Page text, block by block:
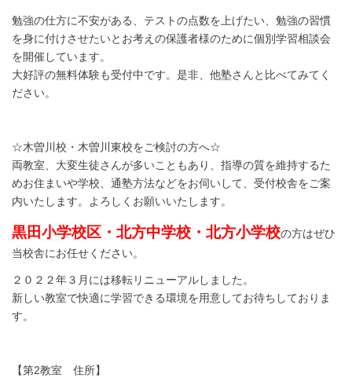
勉強の仕方に不安がある、テストの点数を上げたい、勉強の習慣
を身に付けさせたいとお考えの保護者様のために個別学習相談会
を開催しています。
大好評の無料体験も受付中です。是非、他塾さんと比べてみてく
ださい。
☆木曽川校・木曽川東校をご検討の方へ☆
両教室、大変生徒さんが多いこともあり、指導の質を維持するた
めお住まいや学校、通塾方法などをお伺いして、受付校舎をご案
内いたします。よろしくお願いいたします。
黒田小学校区・北方中学校・北方小学校の方はぜひ
当校舎にお任せください。
２０２２年３月には移転リニューアルしました。
新しい教室で快適に学習できる環境を用意してお待ちしておりま
す。
【第2教室 住所】